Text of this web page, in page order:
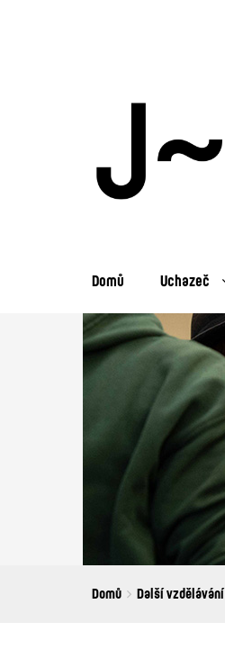
Domů Uchazeč
Breadcrumbs
You
Domů Další vzdělávání